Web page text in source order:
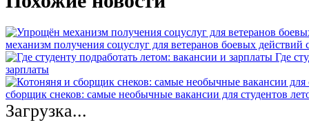
механизм получения соцуслуг для ветеранов боевых действий
Где
зарплаты
сборщик снеков: самые необычные вакансии для студентов
Загрузка...